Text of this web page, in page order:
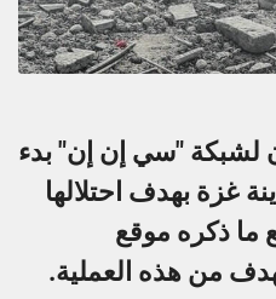
لشبكة "سي إن إن" بدء
غزة بهدف احتلالها
ما ذكره موقع
من هذه العملية.